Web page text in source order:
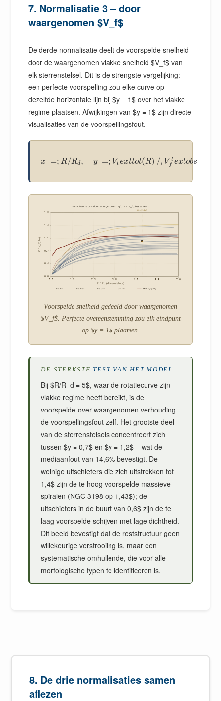
7. Normalisatie 3 – door
waargenomen $V_f$
De derde normalisatie deelt de voorspelde snelheid
door de waargenomen vlakke snelheid $V_f$ van
elk sterrenstelsel. Dit is de strengste vergelijking:
een perfecte voorspelling zou elke curve op
dezelfde horizontale lijn bij $y = 1$ over het vlakke
regime plaatsen. Afwijkingen van $y = 1$ zijn directe
visualisaties van de voorspellingsfout.
x =; R/Rd, y =; Vtexttot(R) /, V t
f extobs
Normalisatie 3 – door waargenomen Vf : V / V_f(obs) vs R/Rd
R = 5-Rd
0.0 1.2 2.3 3.5 4.7 5.8 7.0
0.0
0.4
0.7
1.1
1.4
1.8
R / Rd (dimensieloos)
V / V_f(obs)
S0-Sa Sb-Sbc Sc-Scd Sd-Im Melkweg (dik)
Voorspelde snelheid gedeeld door waargenomen
$V_f$. Perfecte overeenstemming zou elk eindpunt
op $y = 1$ plaatsen.
DE STERKSTE TEST VAN HET MODEL
Bij $R/R_d = 5$, waar de rotatiecurve zijn
vlakke regime heeft bereikt, is de
voorspelde-over-waargenomen verhouding
de voorspellingsfout zelf. Het grootste deel
van de sterrenstelsels concentreert zich
tussen $y = 0,7$ en $y = 1,2$ – wat de
mediaanfout van 14,6% bevestigt. De
weinige uitschieters die zich uitstrekken tot
1,4$ zijn de te hoog voorspelde massieve
spiralen (NGC 3198 op 1,43$); de
uitschieters in de buurt van 0,6$ zijn de te
laag voorspelde schijven met lage dichtheid.
Dit beeld bevestigt dat de reststructuur geen
willekeurige verstrooiing is, maar een
systematische omhullende, die voor alle
morfologische typen te identificeren is.
8. De drie normalisaties samen
aflezen